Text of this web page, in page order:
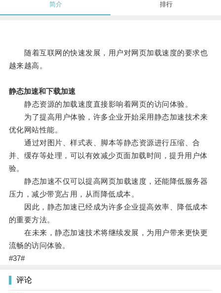
简介 排行
随着互联网的快速发展，用户对网页加载速度的要求也
越来越高。
静态加速和下载加速
静态资源的加载速度直接影响着网页的访问体验。
为了提高用户体验，许多企业开始采用静态加速技术来
优化网站性能。
通过对图片、样式表、脚本等静态资源进行压缩、合
并、缓存等处理，可以有效减少页面加载时间，提升用户体
验。
静态加速不仅可以提高网页加载速度，还能降低服务器
压力，减少带宽占用，从而降低成本。
因此，静态加速已经成为许多企业提高效率、降低成本
的重要方法。
在未来，静态加速技术将继续发展，为用户带来更快更
流畅的访问体验。
#37#
评论